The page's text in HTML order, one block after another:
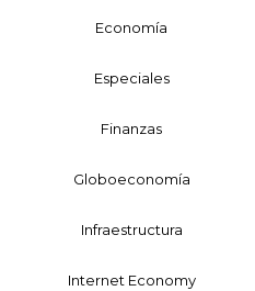
Economía
Especiales
Finanzas
Globoeconomía
Infraestructura
Internet Economy